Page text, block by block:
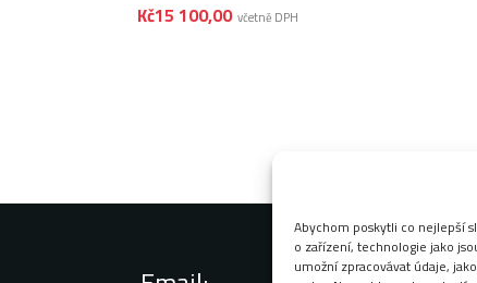
Abychom poskytli co nejlepší
o zařízení, technologie jako
umožní zpracovávat údaje,
Kč15 100,00 včetně DPH